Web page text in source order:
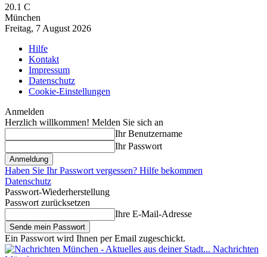
20.1 C
München
Freitag, 7 August 2026
Hilfe
Kontakt
Impressum
Datenschutz
Cookie-Einstellungen
Anmelden
Herzlich willkommen! Melden Sie sich an
Ihr Benutzername
Ihr Passwort
Haben Sie Ihr Passwort vergessen? Hilfe bekommen
Datenschutz
Passwort-Wiederherstellung
Passwort zurücksetzen
Ihre E-Mail-Adresse
Ein Passwort wird Ihnen per Email zugeschickt.
Nachrichten